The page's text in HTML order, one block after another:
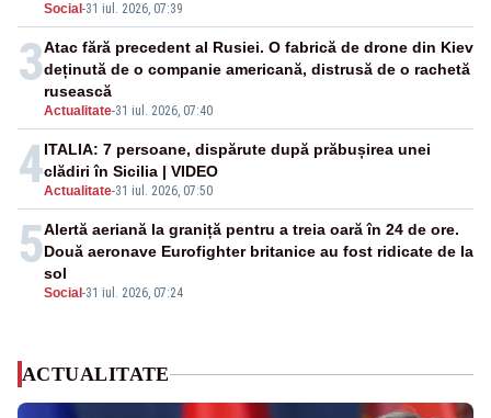
Social -31 iul. 2026, 07:39
3
Actualitate-31 iul. 2026, 07:40
Atac fără precedent al Rusiei. O fabrică de drone din Kiev
deținută de o companie americană, distrusă de o rachetă
rusească
4Actualitate-31 iul. 2026, 07:50
ITALIA: 7 persoane, dispărute după prăbușirea unei
clădiri în Sicilia | VIDEO
5
Social -31 iul. 2026, 07:24
Alertă aeriană la graniță pentru a treia oară în 24 de ore.
Două aeronave Eurofighter britanice au fost ridicate de la
sol
ACTUALITATE